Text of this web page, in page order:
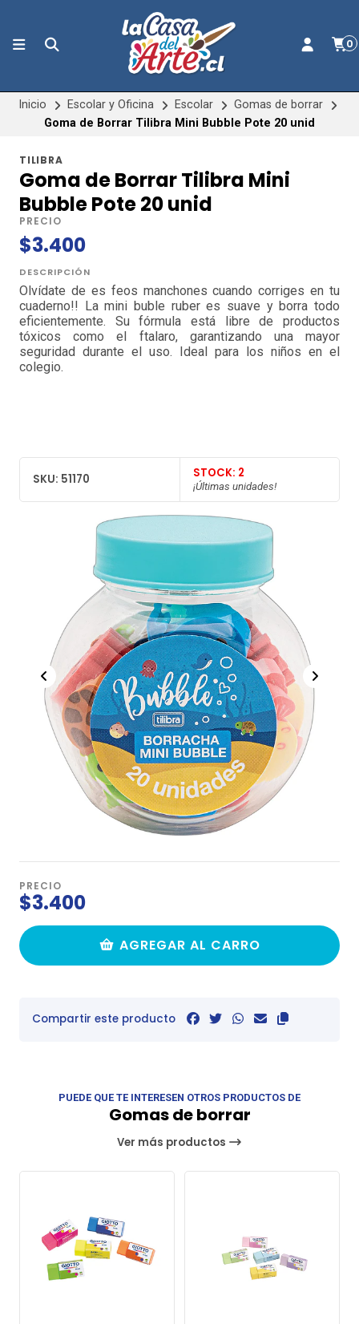
0
Inicio Escolar y Oficina Escolar
Gomas de borrar
Goma de Borrar Tilibra Mini Bubble Pote 20 unid
TILIBRA
Goma de Borrar Tilibra Mini
Bubble Pote 20 unid
PRECIO
$3.400
DESCRIPCIÓN
Olvídate de es feos manchones cuando corriges en tu
cuaderno!! La mini buble ruber es suave y borra todo
eficientemente. Su fórmula está libre de productos
tóxicos como el ftalaro, garantizando una mayor
seguridad durante el uso. Ideal para los niños en el
colegio.
SKU: 51170 STOCK: 2
¡Últimas unidades!
PRECIO
$3.400
AGREGAR AL CARRO
Compartir este producto
PUEDE QUE TE INTERESEN OTROS PRODUCTOS DE
Gomas de borrar
Ver más productos